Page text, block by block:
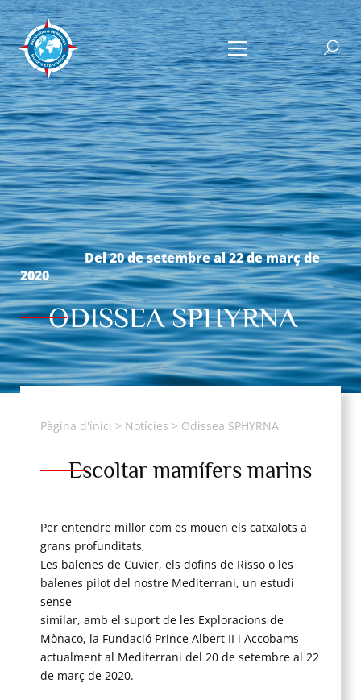
Del 20 de setembre al 22 de març de
2020
ODISSEA SPHYRNA
Pàgina d'inici > Notícies > Odissea SPHYRNA
Escoltar mamífers marins
Per entendre millor com es mouen els catxalots a
grans profunditats,
Les balenes de Cuvier, els dofins de Risso o les
balenes pilot del nostre Mediterrani, un estudi
sense
similar, amb el suport de les Exploracions de
Mònaco, la Fundació Prince Albert II i Accobams
actualment al Mediterrani del 20 de setembre al 22
de març de 2020.